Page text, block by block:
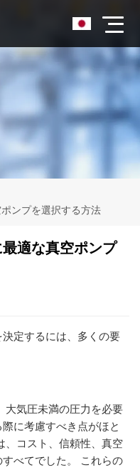
ンプを選択する方法
適な真空ポンプ
定するには、多くの要
大気圧未満の圧力を必要
に考慮すべき点がほと
、コスト、信頼性、真空
べてでした。 これらの